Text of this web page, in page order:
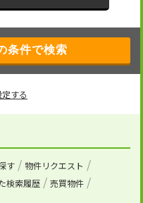
する
す
物件リクエスト
検索履歴 売買物件